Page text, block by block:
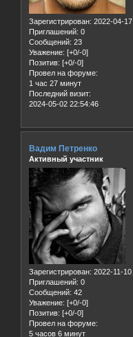
Зарегистрирован: 2022-04-17
Приглашений: 0
Сообщений: 23
Уважение: [+0/-0]
Позитив: [+0/-0]
Провел на форуме:
1 час 27 минут
Последний визит:
2024-05-02 22:54:46
Вадим Петренко
Активный участник
Зарегистрирован: 2022-11-10
Приглашений: 0
Сообщений: 42
Уважение: [+0/-0]
Позитив: [+0/-0]
Провел на форуме:
5 часов 6 минут